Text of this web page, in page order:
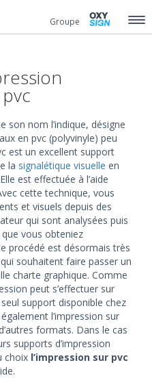
Groupe
son nom l’indique, désigne
en pvc (polyvinyle) peu
est un excellent support
la signalétique visuelle en
est effectuée à l’aide
cette technique, vous
et visuels depuis des
qui sont analysées puis
vous obteniez
procédé est désormais très
souhaitent faire passer un
charte graphique. Comme
peut s’effectuer sur
support disponible chez
l’impression sur
formats. Dans le cas
supports d’impression
choix l’impression sur pvc